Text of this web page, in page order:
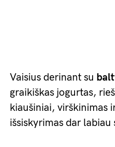
Vaisius derinant su
graikiškas jogurtas,
kiaušiniai, virškinimas
išsiskyrimas dar labiau